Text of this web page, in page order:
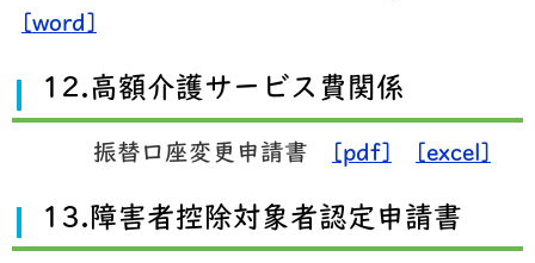
[word]
12.高額介護サービス費関係
振替口座変更申請書 [pdf] [excel]
13.障害者控除対象者認定申請書